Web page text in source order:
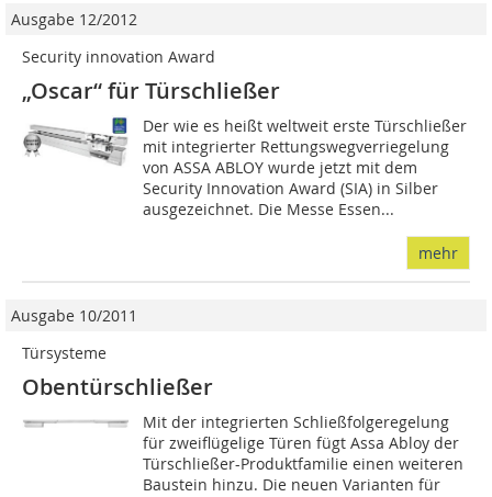
Ausgabe 12/2012
Security innovation Award
„Oscar“ für Türschließer
Der wie es heißt weltweit erste Türschließer
mit integrierter Rettungswegverriegelung
von ASSA ABLOY wurde jetzt mit dem
Security Innovation Award (SIA) in Silber
ausgezeichnet. Die Messe Essen...
mehr
Ausgabe 10/2011
Türsysteme
Obentürschließer
Mit der integrierten Schließfolgeregelung
für zweiflügelige Türen fügt Assa Abloy der
Türschließer-Produktfamilie einen weiteren
Baustein hinzu. Die neuen Varianten für